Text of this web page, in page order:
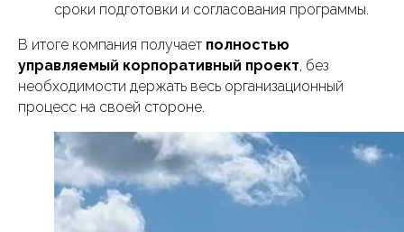
сроки подготовки и согласования программы.
В итоге компания получает полностью
управляемый корпоративный проект, без
необходимости держать весь организационный
процесс на своей стороне.
данных
ИНН 2311390251
Номер в реестре туроператоров
В031-00161-00/04783255
Краснодар, ул. Ефрема Чеши 8 к.1
© разработка сайта
Политика конфиденциальности
Договор-оферта